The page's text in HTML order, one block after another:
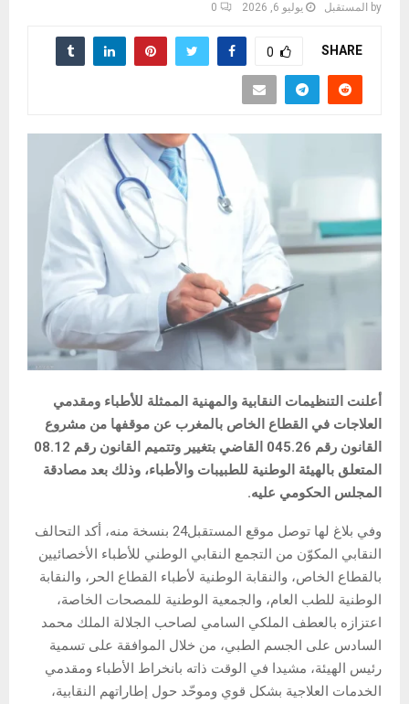
by المستقبل يوليو 6, 2026 0
SHARE
0
أعلنت التنظيمات النقابية والمهنية الممثلة للأطباء ومقدمي
العلاجات في القطاع الخاص بالمغرب عن موقفها من مشروع
القانون رقم 045.26 القاضي بتغيير وتتميم القانون رقم 08.12
المتعلق بالهيئة الوطنية للطبيبات والأطباء، وذلك بعد مصادقة
المجلس الحكومي عليه.
وفي بلاغ لها توصل موقع المستقبل24 بنسخة منه، أكد التحالف
النقابي المكوّن من التجمع النقابي الوطني للأطباء الأخصائيين
بالقطاع الخاص، والنقابة الوطنية لأطباء القطاع الحر، والنقابة
الوطنية للطب العام، والجمعية الوطنية للمصحات الخاصة،
اعتزازه بالعطف الملكي السامي لصاحب الجلالة الملك محمد
السادس على الجسم الطبي، من خلال الموافقة على تسمية
رئيس الهيئة، مشيدا في الوقت ذاته بانخراط الأطباء ومقدمي
الخدمات العلاجية بشكل قوي وموحّد حول إطاراتهم النقابية،